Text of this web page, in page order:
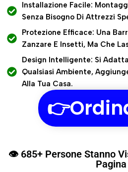
Installazione Facile:
Senza Bisogno Di Attrezzi
Protezione Efficace: Una
Zanzare E Insetti, Ma Che
Design Intelligente: Si
Qualsiasi Ambiente,
Alla Tua Casa.
👁️ 685+ Persone Stanno
Pagina